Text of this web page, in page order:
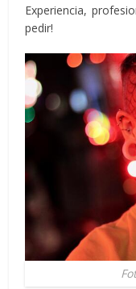
Experiencia,
pedir!